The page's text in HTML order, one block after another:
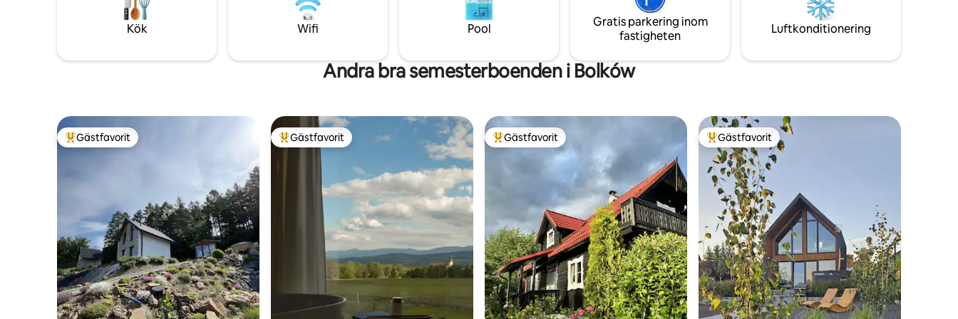
Perfekt för att återförenas med naturen
i ett vackert utformat hälsosamt
utrymme. ⚠️: Byggarbetsplats intill
huset. Stadens centrum ligger bara 5
minuters promenad bort
skogar. Tillträde är 500 m på grusväg
Kök Wifi Pool
Gratis parkering inom
fastigheten
Luftkonditionering
Andra bra semesterboenden i Bolków
Populär gästfavorit
Gästfavorit Populär gästfavorit
Gästfavorit Populär gästfavorit
Gästfavorit Populär gästfavorit
Gästfavorit